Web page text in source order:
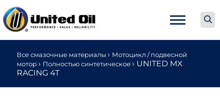
Все смазочные материалы› Мотоцикл / подвесной
мотор› Полностью синтетическое› UNITED MX
RACING 4T